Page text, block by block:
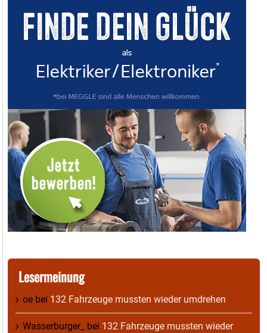
Lesermeinung
oe bei 132 Fahrzeuge mussten wieder umdrehen
Wasserburger_ bei 132 Fahrzeuge mussten wieder